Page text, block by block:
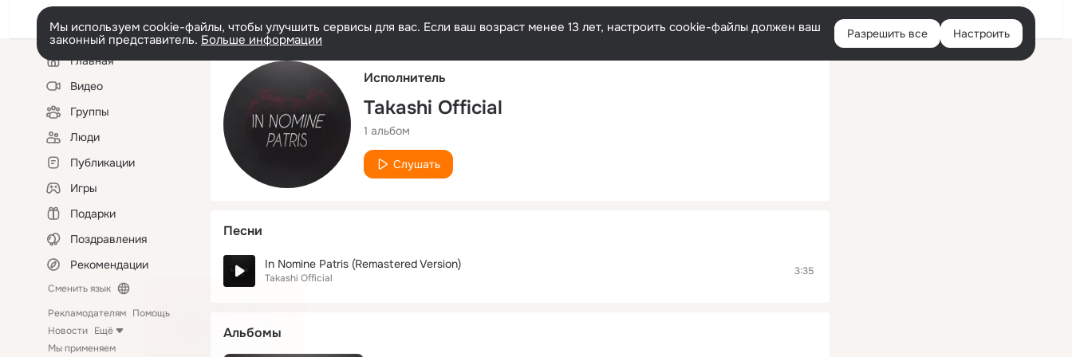
Русский Войти
Мы используем cookie-файлы, чтобы улучшить сервисы для вас. Если ваш возраст менее 13 лет, настроить cookie-файлы должен ваш
законный представитель. Больше информации Разрешить все Настроить
Левая
колонкаГлавная
Видео
Группы
Люди
Публикации
Игры
Подарки
Поздравления
Рекомендации
Сменить язык
Рекламодателям Помощь
Новости Ещё
Мы применяем
Исполнитель
Takashi Official
1 альбом
Слушать
Песни
In Nomine Patris (Remastered Version)
Takashi Official
3:35
Альбомы